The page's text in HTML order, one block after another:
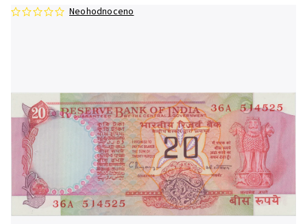
Neohodnoceno